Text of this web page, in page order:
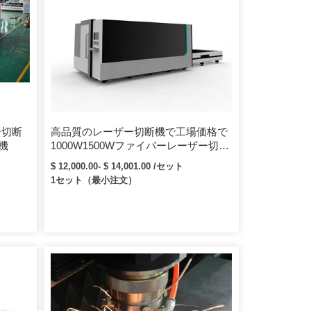
断
高品質のレーザー切断機で工場価格で
1000W1500Wファイバーレーザー切断
機を製造
$ 12,000.00- $ 14,001.00 /セット
1セット（最小注文）